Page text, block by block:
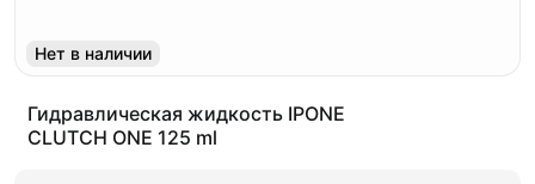
Нет в наличии
Гидравлическая жидкость IPONE
CLUTCH ONE 125 ml